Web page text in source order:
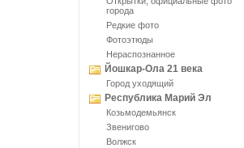
города
Редкие фото
Фотоэтюды
Нераспознанное
Йошкар-Ола 21 века
Город уходящий
Республика Марий Эл
Козьмодемьянск
Звенигово
Волжск